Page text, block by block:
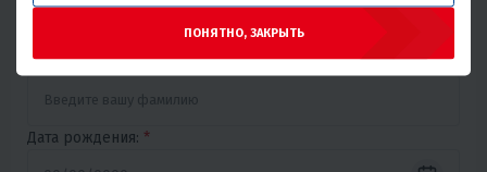
Фамилия: *
Дата рождения: *
ПОНЯТНО, ЗАКРЫТЬ